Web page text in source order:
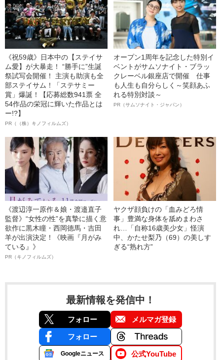
《祝59歳》日本中の【ステイサ
ム愛】が大暴走！ “勝手に”生誕
祭試写会開催！ 主演も助演も全
部ステイサム！「ステサミー
賞」爆誕！【応募総数941票 全
54作品の栄冠に輝いた作品とは
ー!?】
PR（（株）キノフィルムズ）
オープン1周年を記念した特別イ
ベントがサムソナイト・ブラッ
クレーベル銀座店で開催 仕事
も人生も自分らしく～笑顔あふ
れる特別対談～
PR（サムソナイト・ジャパン）
《渡辺淳一原作＆娘・渡邉直子
監督》“女性の性”を真摯に描く意
欲作に黒木瞳・西岡德馬・吉田
羊が出演決定！《映画『月がみ
ている』》
PR（キノフィルムズ）
ヤクザ顔負けの「血みどろ情
事」豊満な身体を舐めまわさ
れ…「自称16歳美少女」怪演
中、かたせ梨乃（69）の美しす
ぎる“熟れ方”
最新情報を発信中！
フォロー メルマガ登録
フォロー
Googleニュース 公式YouTube